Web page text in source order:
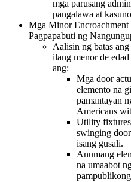
mga parusang
pangalawa at
Mga Minor Encroachment
Pagpapabuti ng
Aalisin ng batas
ilang menor de
ang:
Mga door
elemento na
pamantayan
Americans
Utility
swinging
isang gusali.
Anumang
na umaabot